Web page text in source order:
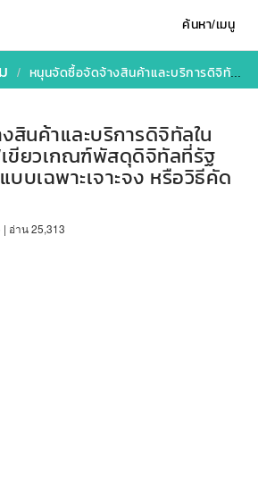
ค้นหา/เมนู
​หนุนจัดซื้อจัดจ้างสินค้าและบริการดิจิทัลในประเทศ ครม.ไฟเขียวเกณฑ์พัสดุดิจิทัลที่รัฐสนับสนุน จัดซื้อแบบเฉพาะเจาะจง หรือวิธีคัดเลือกได้
นค้าและบริการดิจิทัลใน
เขียวเกณฑ์พัสดุดิจิทัลที่รัฐ
บเฉพาะเจาะจง หรือวิธีคัด
อ่าน 25,313